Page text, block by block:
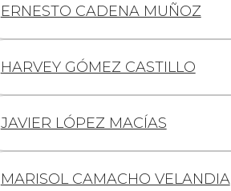
Información
ERNESTO CADENA MUÑOZ
Información
HARVEY GÓMEZ CASTILLO
Información
JAVIER LÓPEZ MACÍAS
Información
MARISOL CAMACHO VELANDIA